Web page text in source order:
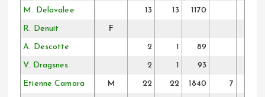
M. Delavalee 13 13 1170
R. Denuit F
A. Descotte 2 1 89
V. Dragsnes 2 1 93
Etienne Camara M 22 22 1840 7